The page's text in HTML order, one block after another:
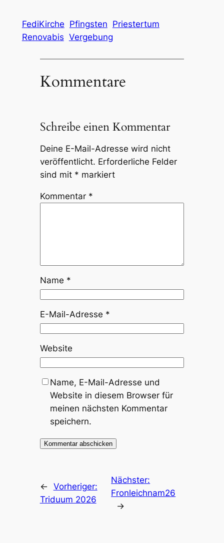
FediKirche Pfingsten Priestertum
Renovabis Vergebung
Kommentare
Schreibe einen Kommentar
Deine E-Mail-Adresse wird nicht
veröffentlicht. Erforderliche Felder
sind mit * markiert
Kommentar *
Name *
E-Mail-Adresse *
Website
Name, E-Mail-Adresse und
Website in diesem Browser für
meinen nächsten Kommentar
speichern.
← Vorheriger:
Triduum 2026
Nächster:
Fronleichnam26
→